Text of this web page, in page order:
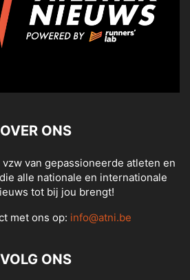
OVER ONS
van gepassioneerde atleten en
alle nationale en internationale
tot bij jou brengt!
met ons op: info@atni.be
VOLG ONS